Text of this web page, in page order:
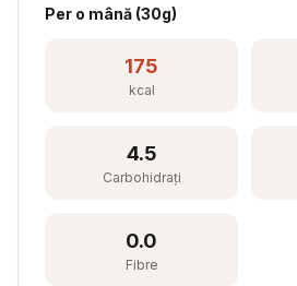
Per o mână (30g)
175
kcal
4.5
Carbohidrați
0.0
Fibre